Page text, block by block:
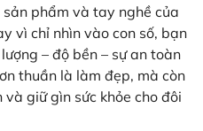
phẩm và tay nghề của
vì chỉ nhìn vào con số, bạn
– độ bền – sự an toàn
thuần là làm đẹp, mà còn
giữ gìn sức khỏe cho đôi